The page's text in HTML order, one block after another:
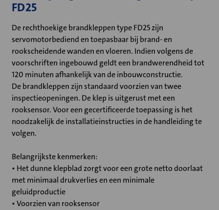
FD25
De rechthoekige brandkleppen type FD25 zijn
servomotorbediend en toepasbaar bij brand- en
rookscheidende wanden en vloeren. Indien volgens de
voorschriften ingebouwd geldt een brandwerendheid tot
120 minuten afhankelijk van de inbouwconstructie.
De brandkleppen zijn standaard voorzien van twee
inspectieopeningen. De klep is uitgerust met een
rooksensor. Voor een gecertificeerde toepassing is het
noodzakelijk de installatieinstructies in de handleiding te
volgen.
Belangrijkste kenmerken:
• Het dunne klepblad zorgt voor een grote netto doorlaat
met minimaal drukverlies en een minimale
geluidproductie
• Voorzien van rooksensor